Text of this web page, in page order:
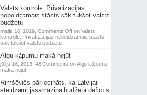
Valsts kontrole: Privatizācijas
nebeidzamais stāsts sāk tukšot valsts
budžetu
maijs 16, 2019, Comments Offon Valsts
kontrole: Privatizācijas nebeidzamais stāsts
sāk tukšot valsts budžetu
Algu kāpumu makā nejūt
jūlijs 16, 2013, 48 Comments on Algu kāpumu
makā nejūt
Rimšēvičs pārliecināts, ka Latvijai
steidzami jāsamazina budžeta deficīts